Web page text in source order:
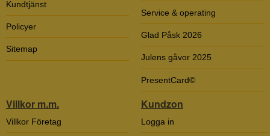
Kundtjänst
Policyer
Sitemap
Service & operating
Glad Påsk 2026
Julens gåvor 2025
PresentCard©
Villkor m.m.
Villkor Företag
Kundzon
Logga in